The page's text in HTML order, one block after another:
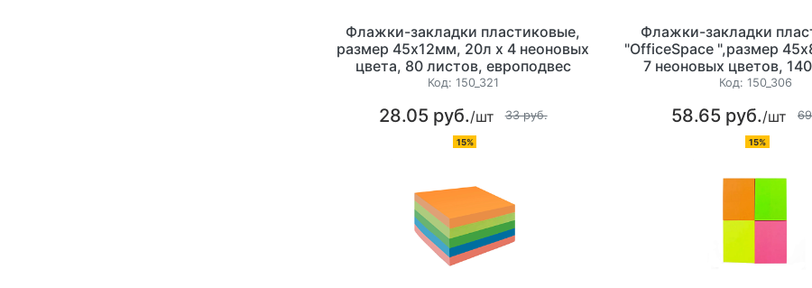
Флажки-закладки пластиковые,
размер 45х12мм, 20л х 4 неоновых
цвета, 80 листов, европодвес
Код: 150_321
28.05 руб./шт 33 руб.
15%
Флажки-закладки
"OfficeSpace ",размер
7 неоновых цветов,
Код: 150_306
58.65 руб./шт
15%